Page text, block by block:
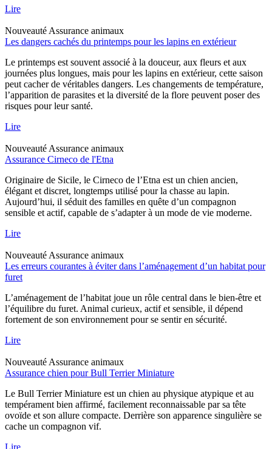
Lire
Nouveauté Assurance animaux
Les dangers cachés du printemps pour les lapins en extérieur
Le printemps est souvent associé à la douceur, aux fleurs et aux
journées plus longues, mais pour les lapins en extérieur, cette saison
peut cacher de véritables dangers. Les changements de température,
l’apparition de parasites et la diversité de la flore peuvent poser des
risques pour leur santé.
Lire
Nouveauté Assurance animaux
Assurance Cirneco de l'Etna
Originaire de Sicile, le Cirneco de l’Etna est un chien ancien,
élégant et discret, longtemps utilisé pour la chasse au lapin.
Aujourd’hui, il séduit des familles en quête d’un compagnon
sensible et actif, capable de s’adapter à un mode de vie moderne.
Lire
Nouveauté Assurance animaux
Les erreurs courantes à éviter dans l’aménagement d’un habitat pour
furet
L’aménagement de l’habitat joue un rôle central dans le bien-être et
l’équilibre du furet. Animal curieux, actif et sensible, il dépend
fortement de son environnement pour se sentir en sécurité.
Lire
Nouveauté Assurance animaux
Assurance chien pour Bull Terrier Miniature
Le Bull Terrier Miniature est un chien au physique atypique et au
tempérament bien affirmé, facilement reconnaissable par sa tête
ovoïde et son allure compacte. Derrière son apparence singulière se
cache un compagnon vif.
Lire